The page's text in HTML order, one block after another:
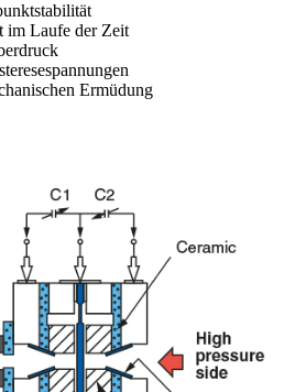
im Laufe der Zeit
Ermüdung